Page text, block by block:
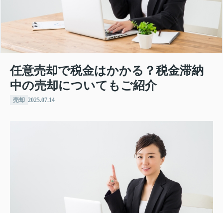
任意売却で税金はかかる？税金滞納
中の売却についてもご紹介
売却 2025.07.14